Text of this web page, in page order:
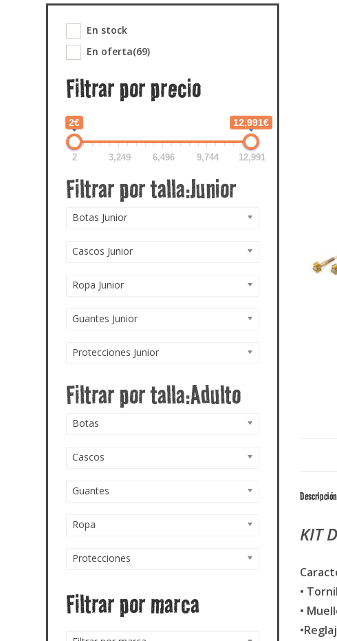
Descripción
KIT
•
•
En stock
En oferta(69)
Filtrar por precio
2€ 12,991€
2 3,249 6,496 9,744 12,991
Botas Junior
Cascos Junior
Ropa Junior
Guantes Junior
Protecciones Junior
Botas
Cascos
Guantes
Ropa
Protecciones
Filtrar por marca